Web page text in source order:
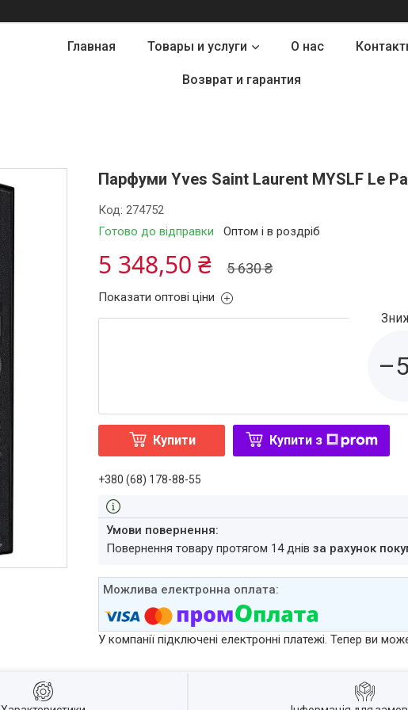
Главная Товары и услуги О нас
Возврат и гарантия
Парфуми Yves Saint Laurent MYSLF Le
Готово до відправки Оптом і в роздріб
Код:274752
5 630 ₴
5 348,50 ₴
Показати оптові ціни
Купити Купити з
+380 (68) 178-88-55
повернення товару протягом 14 днівза рахунок
У компанії підключені електронні платежі. Тепер ви